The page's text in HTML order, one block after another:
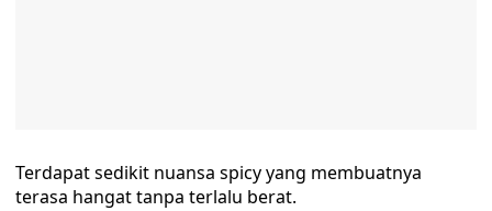
Terdapat sedikit nuansa spicy yang membuatnya
terasa hangat tanpa terlalu berat.